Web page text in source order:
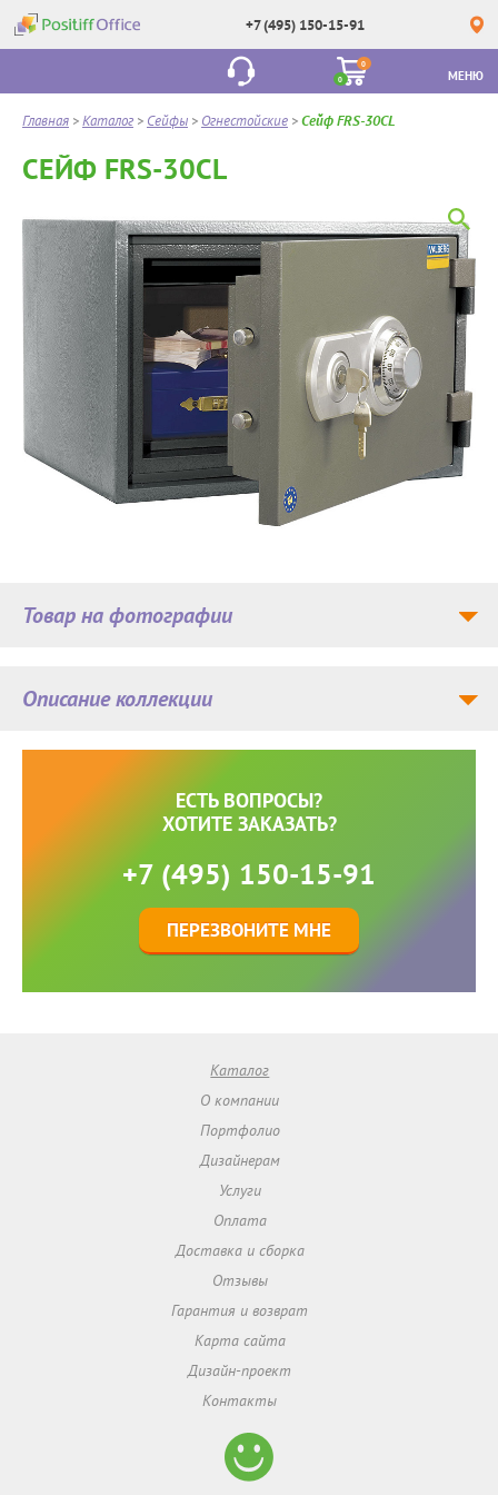
+7 (495) 150-15-91
0
0
МЕНЮ
Главная >Каталог > Сейфы > Огнестойские >Сейф FRS-30CL
СЕЙФ FRS-30CL
Товар на фотографии
Описание коллекции
ЕСТЬ ВОПРОСЫ?
ХОТИТЕ ЗАКАЗАТЬ?
+7 (495) 150-15-91
ПЕРЕЗВОНИТЕ МНЕ
Каталог
О компании
Портфолио
Дизайнерам
Услуги
Оплата
Доставка и сборка
Отзывы
Гарантия и возврат
Карта сайта
Дизайн-проект
Контакты